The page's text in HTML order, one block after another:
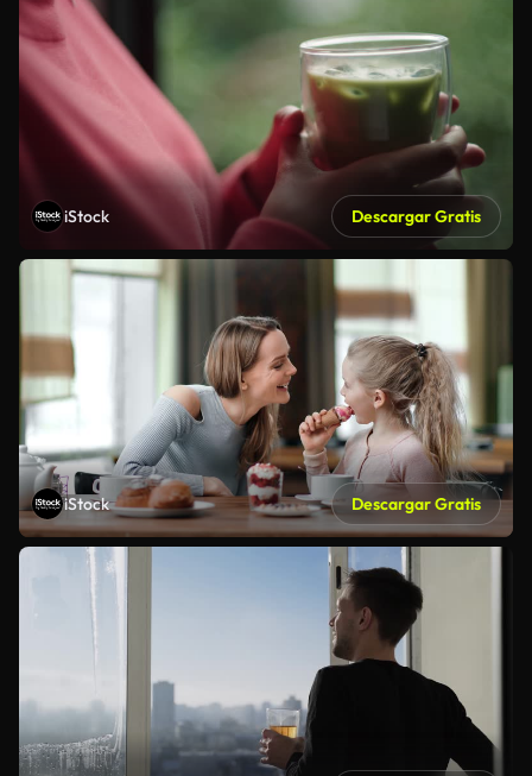
iStock Descargar Gratis
iStock Descargar Gratis